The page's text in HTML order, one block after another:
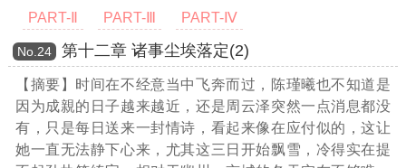
PART-Ⅱ PART-Ⅲ PART-Ⅳ
Νο.24 第十二章 诸事尘埃落定(2)
【摘要】时间在不经意当中飞奔而过，陈瑾曦也不知道是
因为成親的日子越来越近，还是周云泽突然一点消息都没
有，只是每日送来一封情诗，看起来像在应付似的，这让
她一直无法静下心来，尤其这三日开始飘雪，冷得实在提